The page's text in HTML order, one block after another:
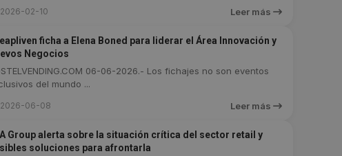
2026-02-10 Leer más
ficha a Elena Boned para liderar el Área Innovación y
Negocios
06-06-2026.- Los fichajes no son eventos
del mundo ...
2026-06-08 Leer más
Group alerta sobre la situación crítica del sector retail y
soluciones para afrontarla